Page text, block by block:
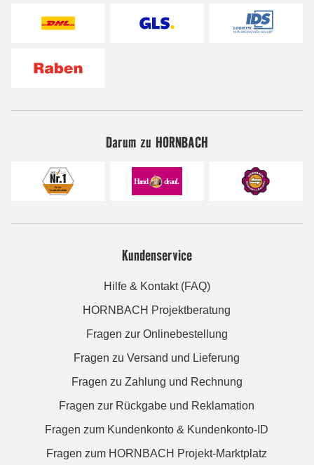
Darum zu HORNBACH
Kundenservice
Hilfe & Kontakt (FAQ)
HORNBACH Projektberatung
Fragen zur Onlinebestellung
Fragen zu Versand und Lieferung
Fragen zu Zahlung und Rechnung
Fragen zur Rückgabe und Reklamation
Fragen zum Kundenkonto & Kundenkonto-ID
Fragen zum HORNBACH Projekt-Marktplatz